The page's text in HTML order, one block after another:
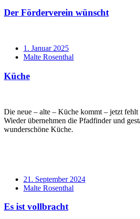
Der Förderverein wünscht
Verabredung
1. Januar 2025
Verfasser
Malte Rosenthal
Küche
Die neue – alte – Küche kommt – jetzt
Wieder übernehmen die Pfadfinder und
wunderschöne Küche.
Verabredung
21. September 2024
Verfasser
Malte Rosenthal
Es ist vollbracht